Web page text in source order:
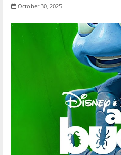
October 30, 2025